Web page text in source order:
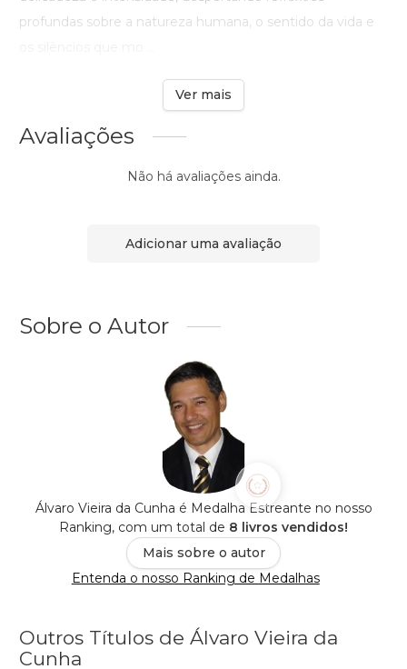
profundas sobre a natureza humana, o sentido da vida e
Ver mais
Avaliações
Não há avaliações ainda.
Adicionar uma avaliação
Sobre o Autor
Álvaro Vieira da Cunha é Medalha Estreante no nosso
Ranking, com um total de 8 livros vendidos!
Mais sobre o autor
Entenda o nosso Ranking de Medalhas
Outros Títulos de Álvaro Vieira da
Cunha